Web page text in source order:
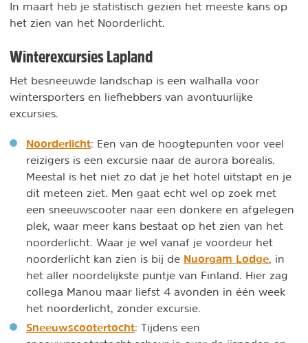
In maart heb je statistisch gezien het meeste kans op
het zien van het Noorderlicht.
Winterexcursies Lapland
Het besneeuwde landschap is een walhalla voor
wintersporters en liefhebbers van avontuurlijke
excursies.
Noorderlicht: Een van de hoogtepunten voor veel
reizigers is een excursie naar de aurora borealis.
Meestal is het niet zo dat je het hotel uitstapt en je
dit meteen ziet. Men gaat echt wel op zoek met
een sneeuwscooter naar een donkere en afgelegen
plek, waar meer kans bestaat op het zien van het
noorderlicht. Waar je wel vanaf je voordeur het
noorderlicht kan zien is bij de Nuorgam Lodge, in
het aller noordelijkste puntje van Finland. Hier zag
collega Manou maar liefst 4 avonden in één week
het noorderlicht, zonder excursie.
Sneeuwscootertocht: Tijdens een